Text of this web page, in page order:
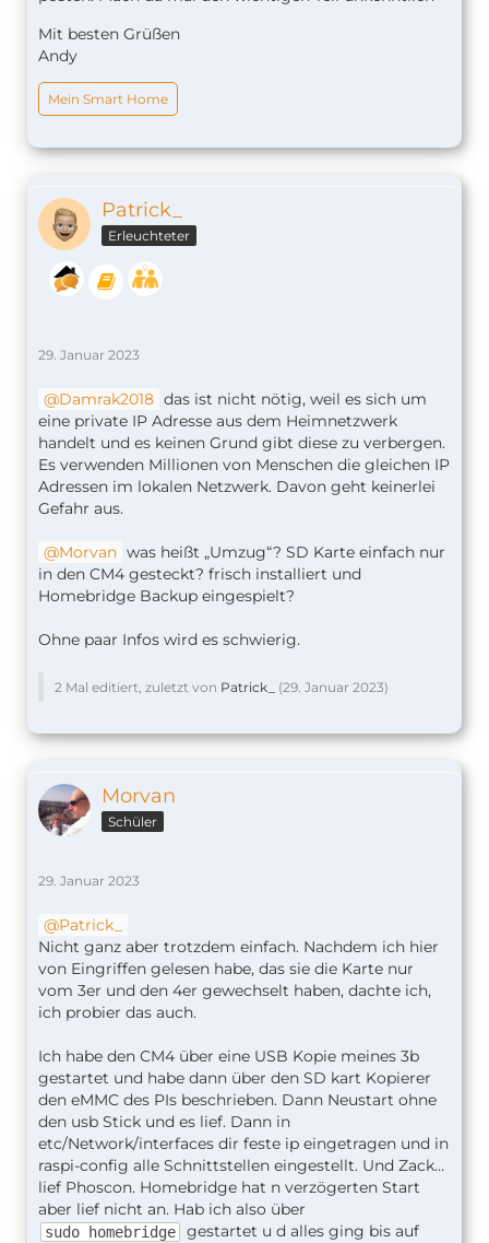
Mit besten Grüßen
Andy
Mein Smart Home
Patrick_
Erleuchteter
29. Januar 2023
Damrak2018 das ist nicht nötig, weil es sich um
eine private IP Adresse aus dem Heimnetzwerk
handelt und es keinen Grund gibt diese zu verbergen.
Es verwenden Millionen von Menschen die gleichen IP
Adressen im lokalen Netzwerk. Davon geht keinerlei
Gefahr aus.
Morvan was heißt „Umzug“? SD Karte einfach nur
in den CM4 gesteckt? frisch installiert und
Homebridge Backup eingespielt?
Ohne paar Infos wird es schwierig.
2 Mal editiert, zuletzt von Patrick_ (29. Januar 2023)
Morvan
Schüler
29. Januar 2023
Patrick_
Nicht ganz aber trotzdem einfach. Nachdem ich hier
von Eingriffen gelesen habe, das sie die Karte nur
vom 3er und den 4er gewechselt haben, dachte ich,
ich probier das auch.
Ich habe den CM4 über eine USB Kopie meines 3b
gestartet und habe dann über den SD kart Kopierer
den eMMC des PIs beschrieben. Dann Neustart ohne
den usb Stick und es lief. Dann in
etc/Network/interfaces dir feste ip eingetragen und in
raspi-config alle Schnittstellen eingestellt. Und Zack…
lief Phoscon. Homebridge hat n verzögerten Start
aber lief nicht an. Hab ich also über
sudo homebridge
gestartet u d alles ging bis auf